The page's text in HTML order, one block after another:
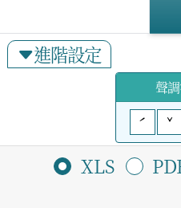
進階設定
聲
ˊ
ˇ
XLS